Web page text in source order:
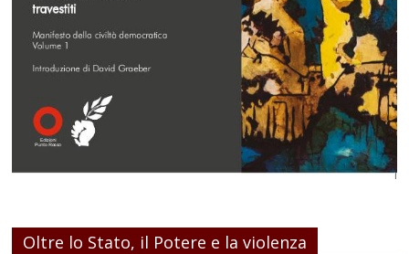
Oltre lo Stato, il Potere e la violenza